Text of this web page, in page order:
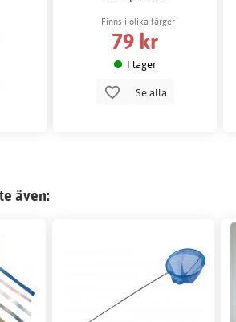
Finns i olika färger
79 kr
I lager
Se alla
även: